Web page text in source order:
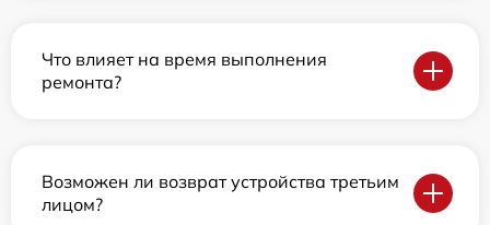
Что влияет на время выполнения
ремонта?
Возможен ли возврат устройства третьим
лицом?